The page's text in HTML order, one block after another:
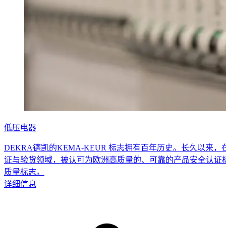
低压电器
DEKRA德凯的KEMA-KEUR 标志拥有百年历史。长久以来，
证与验货领域，被认可为欧洲高质量的、可靠的产品安全认
质量标志。
详细信息